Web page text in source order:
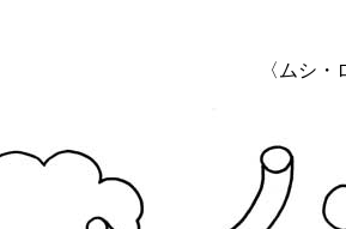
〈ムシ